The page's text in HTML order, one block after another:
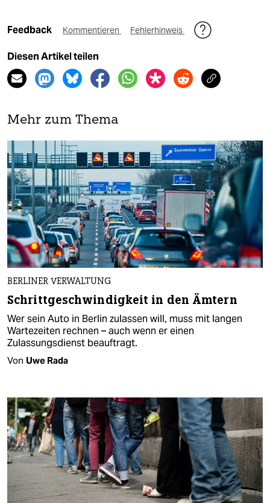
Feedback Kommentieren Fehlerhinweis
Diesen Artikel teilen
Mehr zum Thema
BERLINER VERWALTUNG
Schrittgeschwindigkeit in den Ämtern
Wer sein Auto in Berlin zulassen will, muss mit langen
Wartezeiten rechnen – auch wenn er einen
Zulassungsdienst beauftragt.
Von Uwe Rada